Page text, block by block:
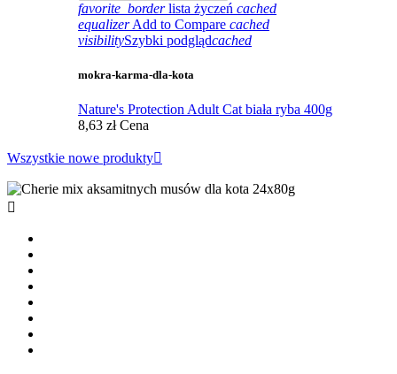
favorite_border lista życzeń cached
equalizer Add to Compare cached
visibilitySzybki podglądcached
mokra-karma-dla-kota
Nature's Protection Adult Cat biała ryba 400g
8,63 zł Cena
Wszystkie nowe produkty
